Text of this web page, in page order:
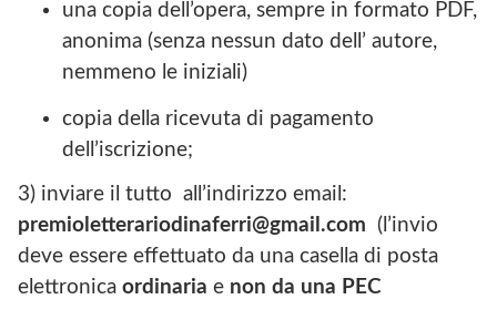
una copia dell’opera, sempre in formato PDF,
anonima (senza nessun dato dell’ autore,
nemmeno le iniziali)
copia della ricevuta di pagamento
dell’iscrizione;
3) inviare il tutto all’indirizzo email:
premioletterariodinaferri@gmail.com (l’invio
deve essere effettuato da una casella di posta
elettronica ordinaria e non da una PEC